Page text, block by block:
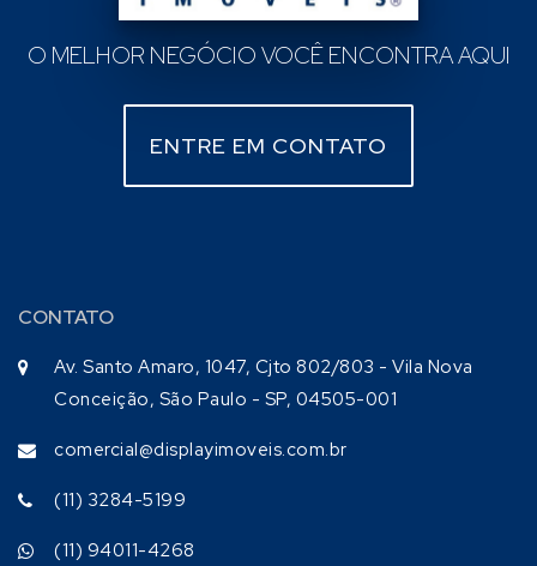
O MELHOR NEGÓCIO VOCÊ ENCONTRA AQUI
ENTRE EM CONTATO
CONTATO
Av. Santo Amaro, 1047, Cjto 802/803 - Vila Nova
Conceição, São Paulo - SP, 04505-001
comercial@displayimoveis.com.br
(11) 3284-5199
(11) 94011-4268